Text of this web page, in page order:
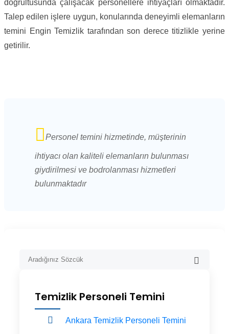
doğrultusunda çalışacak personellere ihtiyaçları olmaktadır.
Talep edilen işlere uygun, konularında deneyimli elemanların
temini Engin Temizlik tarafından son derece titizlikle yerine
getirilir.
Personel temini hizmetinde, müşterinin
ihtiyacı olan kaliteli elemanların bulunması
giydirilmesi ve bodrolanması hizmetleri
bulunmaktadır
Temizlik Personeli Temini
Ankara Temizlik Personeli Temini